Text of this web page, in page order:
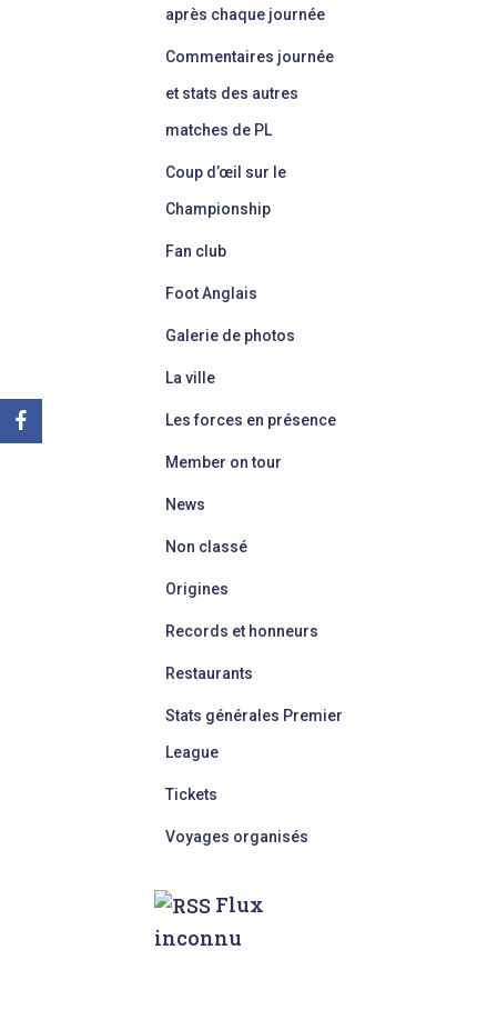
après chaque journée
Commentaires journée
et stats des autres
matches de PL
Coup d’œil sur le
Championship
Fan club
Foot Anglais
Galerie de photos
La ville
Les forces en présence
Member on tour
News
Non classé
Origines
Records et honneurs
Restaurants
Stats générales Premier
League
Tickets
Voyages organisés
Flux
inconnu